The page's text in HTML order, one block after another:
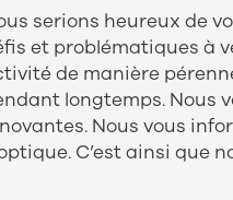
serions heureux de
et problématiques à
de manière
longtemps. Nous
Nous vous
C’est ainsi que